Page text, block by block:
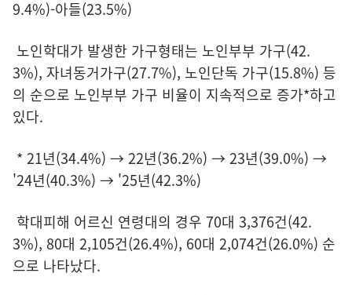
9.4%)-아들(23.5%)
노인학대가 발생한 가구형태는 노인부부 가구(42.
3%), 자녀동거가구(27.7%), 노인단독 가구(15.8%) 등
의 순으로 노인부부 가구 비율이 지속적으로 증가*하고
있다.
* 21년(34.4%) → 22년(36.2%) → 23년(39.0%) →
'24년(40.3%) → '25년(42.3%)
학대피해 어르신 연령대의 경우 70대 3,376건(42.
3%), 80대 2,105건(26.4%), 60대 2,074건(26.0%) 순
으로 나타났다.